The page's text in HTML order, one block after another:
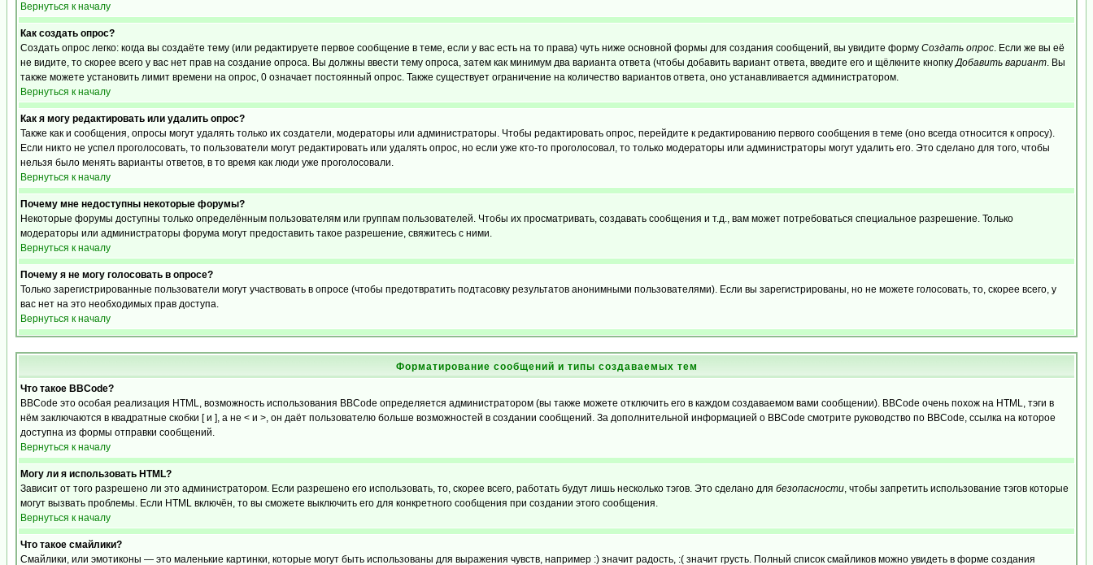
Вернуться к началу
Как создать опрос?
Создать опрос легко: когда вы создаёте тему (или редактируете первое сообщение в теме, если у вас есть на то права) чуть ниже основной формы для создания сообщений, вы увидите форму Создать опрос. Если же вы её
не видите, то скорее всего у вас нет прав на создание опроса. Вы должны ввести тему опроса, затем как минимум два варианта ответа (чтобы добавить вариант ответа, введите его и щёлкните кнопкуДобавить вариант. Вы
также можете установить лимит времени на опрос, 0 означает постоянный опрос. Также существует ограничение на количество вариантов ответа, оно устанавливается администратором.
Вернуться к началу
Как я могу редактировать или удалить опрос?
Также как и сообщения, опросы могут удалять только их создатели, модераторы или администраторы. Чтобы редактировать опрос, перейдите к редактированию первого сообщения в теме (оно всегда относится к опросу).
Если никто не успел проголосовать, то пользователи могут редактировать или удалять опрос, но если уже кто-то проголосовал, то только модераторы или администраторы могут удалить его. Это сделано для того, чтобы
нельзя было менять варианты ответов, в то время как люди уже проголосовали.
Вернуться к началу
Почему мне недоступны некоторые форумы?
Некоторые форумы доступны только определённым пользователям или группам пользователей. Чтобы их просматривать, создавать сообщения и т.д., вам может потребоваться специальное разрешение. Только
модераторы или администраторы форума могут предоставить такое разрешение, свяжитесь с ними.
Вернуться к началу
Почему я не могу голосовать в опросе?
Только зарегистрированные пользователи могут участвовать в опросе (чтобы предотвратить подтасовку результатов анонимными пользователями). Если вы зарегистрированы, но не можете голосовать, то, скорее всего, у
вас нет на это необходимых прав доступа.
Вернуться к началу
Форматирование сообщений и типы создаваемых тем
Что такое BBCode?
BBCode это особая реализация HTML, возможность использования BBCode определяется администратором (вы также можете отключить его в каждом создаваемом вами сообщении). BBCode очень похож на HTML, тэги в
нём заключаются в квадратные скобки [ и ], а не < и >, он даёт пользователю больше возможностей в создании сообщений. За дополнительной информацией о BBCode смотрите руководство по BBCode, ссылка на которое
доступна из формы отправки сообщений.
Вернуться к началу
Могу ли я использовать HTML?
Зависит от того разрешено ли это администратором. Если разрешено его использовать, то, скорее всего, работать будут лишь несколько тэгов. Это сделано для безопасности, чтобы запретить использование тэгов которые
могут вызвать проблемы. Если HTML включён, то вы сможете выключить его для конкретного сообщения при создании этого сообщения.
Вернуться к началу
Что такое смайлики?
Смайлики, или эмотиконы — это маленькие картинки, которые могут быть использованы для выражения чувств, например :) значит радость, :( значит грусть. Полный список смайликов можно увидеть в форме создания